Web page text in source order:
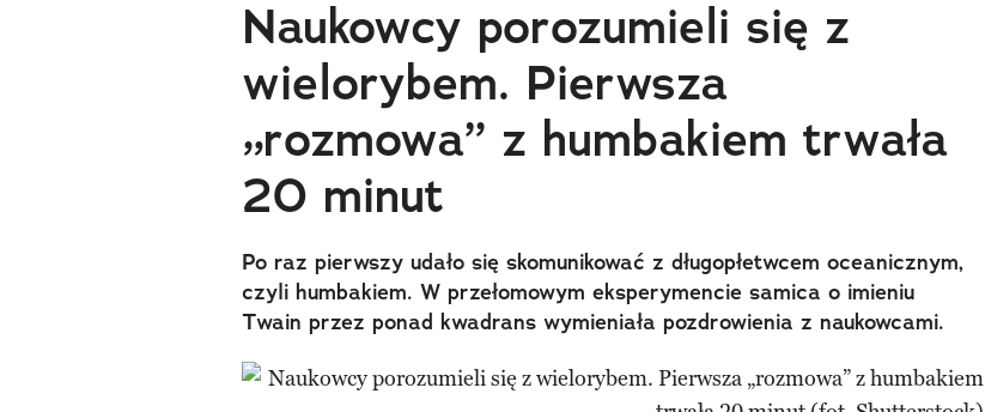
Naukowcy porozumieli się z
wielorybem. Pierwsza
„rozmowa” z humbakiem trwała
20 minut
Po raz pierwszy udało się skomunikować z długopłetwcem oceanicznym,
czyli humbakiem. W przełomowym eksperymencie samica o imieniu
Twain przez ponad kwadrans wymieniała pozdrowienia z naukowcami.